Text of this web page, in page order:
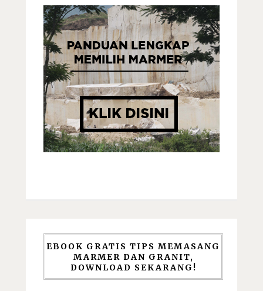
EBOOK GRATIS TIPS MEMASANG
MARMER DAN GRANIT,
DOWNLOAD SEKARANG!